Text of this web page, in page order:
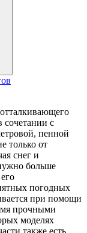
сочетании с
пенной
только от
снег и
больше
погодных
при помощи
прочными
моделях
также есть